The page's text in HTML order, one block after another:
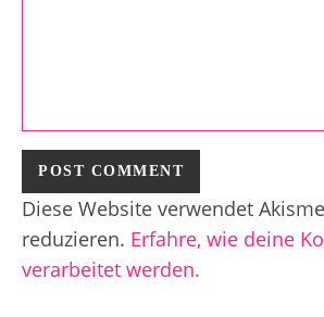
Diese Website verwendet
reduzieren. Erfahre, wie deine
verarbeitet werden.